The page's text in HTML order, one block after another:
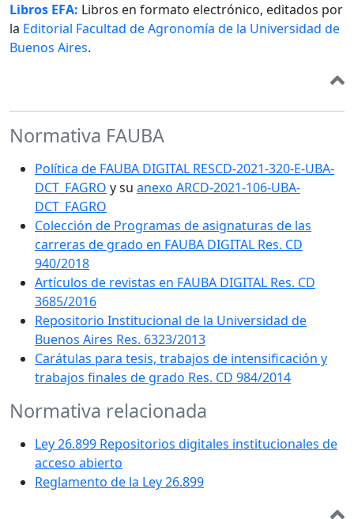
Libros EFA: Libros en formato electrónico, editados por
la Editorial Facultad de Agronomía de la Universidad de
Buenos Aires.
Normativa FAUBA
Política de FAUBA DIGITAL RESCD-2021-320-E-UBA-
DCT_FAGRO y su anexo ARCD-2021-106-UBA-
DCT_FAGRO
Colección de Programas de asignaturas de las
carreras de grado en FAUBA DIGITAL Res. CD
940/2018
Artículos de revistas en FAUBA DIGITAL Res. CD
3685/2016
Repositorio Institucional de la Universidad de
Buenos Aires Res. 6323/2013
Carátulas para tesis, trabajos de intensificación y
trabajos finales de grado Res. CD 984/2014
Normativa relacionada
Ley 26.899 Repositorios digitales institucionales de
acceso abierto
Reglamento de la Ley 26.899